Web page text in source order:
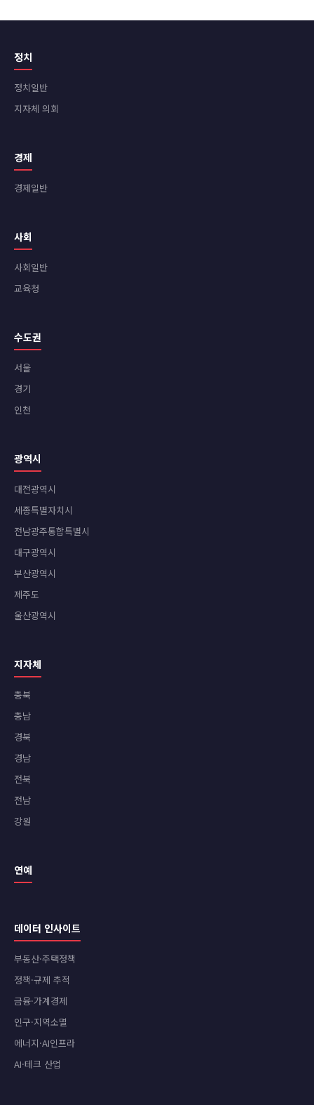
정치
정치일반
지자체 의회
경제
경제일반
사회
사회일반
교육청
수도권
서울
경기
인천
광역시
대전광역시
세종특별자치시
전남광주통합특별시
대구광역시
부산광역시
제주도
울산광역시
지자체
충북
충남
경북
경남
전북
전남
강원
연예
데이터 인사이트
부동산·주택정책
정책·규제 추적
금융·가계경제
인구·지역소멸
에너지·AI인프라
AI·테크 산업